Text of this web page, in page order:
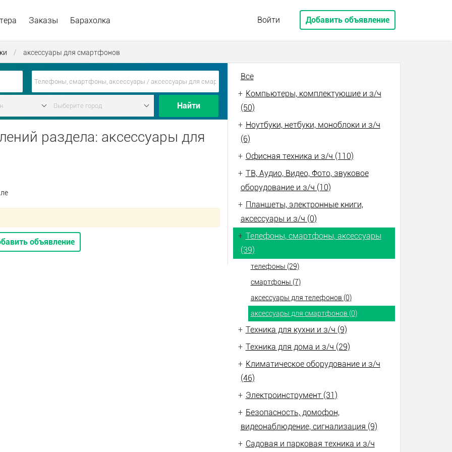
Заказы Барахолка Войти Добавить объявление
/ аксессуары для смартфонов
Найти
раздела: аксессуары для
объявление
Все
+ Компьютеры, комплектующие и з/ч
(50)
+ Ноутбуки, нетбуки, моноблоки и з/ч
(6)
+ Офисная техника и з/ч (110)
+ ТВ, Аудио, Видео, Фото, звуковое
оборудование и з/ч (10)
+ Планшеты, электронные книги,
аксессуары и з/ч (0)
+ Телефоны, смартфоны, аксессуары
(39)
телефоны (29)
смартфоны (7)
аксессуары для телефонов (0)
аксессуары для смартфонов (0)
+ Техника для кухни и з/ч (9)
+ Техника для дома и з/ч (29)
+ Климатическое оборудование и з/ч
(46)
+ Электроинструмент (31)
+ Безопасность, домофон,
видеонаблюдение, сигнализация (9)
+ Садовая и парковая техника и з/ч